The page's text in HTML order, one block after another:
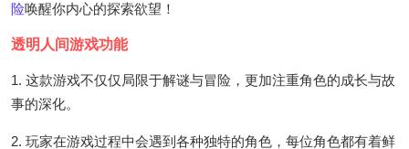
险唤醒你内心的探索欲望！
透明人间游戏功能
1. 这款游戏不仅仅局限于解谜与冒险，更加注重角色的成长与故
事的深化。
2. 玩家在游戏过程中会遇到各种独特的角色，每位角色都有着鲜